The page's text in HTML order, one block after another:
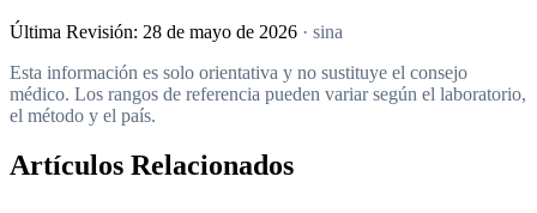
Última Revisión: 28 de mayo de 2026 · sina
Esta información es solo orientativa y no sustituye el consejo
médico. Los rangos de referencia pueden variar según el laboratorio,
el método y el país.
Artículos Relacionados